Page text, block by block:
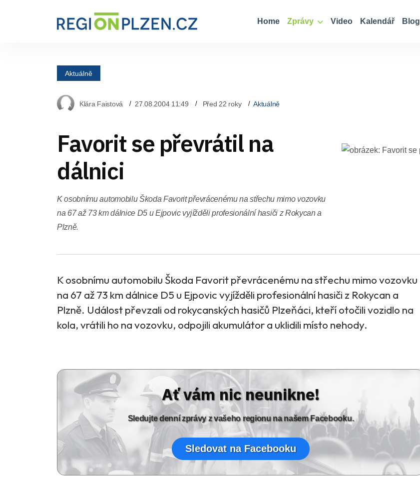
Home Zprávy Video Kalendář Blog
Aktuálně
Klára Faistová 27.08.2004 11:49 Před 22 roky Aktuálně
Favorit se převrátil na
dálnici
K osobnímu automobilu Škoda Favorit převrácenému na střechu mimo vozovku
na 67 až 73 km dálnice D5 u Ejpovic vyjížděli profesionální hasiči z Rokycan a
Plzně.
K osobnímu automobilu Škoda Favorit převrácenému na střechu mimo vozovku
na 67 až 73 km dálnice D5 u Ejpovic vyjížděli profesionální hasiči z Rokycan a
Plzně. Událost převzali od rokycanských hasičů Plzeňáci, kteří otočili vozidlo na
kola, vrátili ho na vozovku, odpojili akumulátor a uklidili místo nehody.
Ať vám nic neunikne!
Sledujte denní zprávy z vašeho regionu na našem Facebooku.
Sledovat na Facebooku